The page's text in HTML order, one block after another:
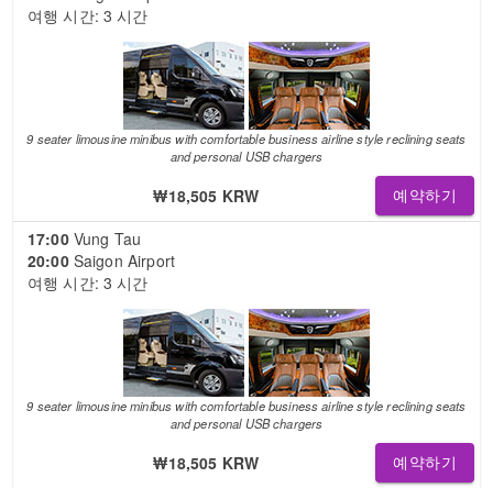
여행 시간: 3 시간
9 seater limousine minibus with comfortable business airline style reclining seats
and personal USB chargers
₩18,505 KRW 예약하기
17:00Vung Tau
20:00Saigon Airport
여행 시간: 3 시간
9 seater limousine minibus with comfortable business airline style reclining seats
and personal USB chargers
₩18,505 KRW 예약하기